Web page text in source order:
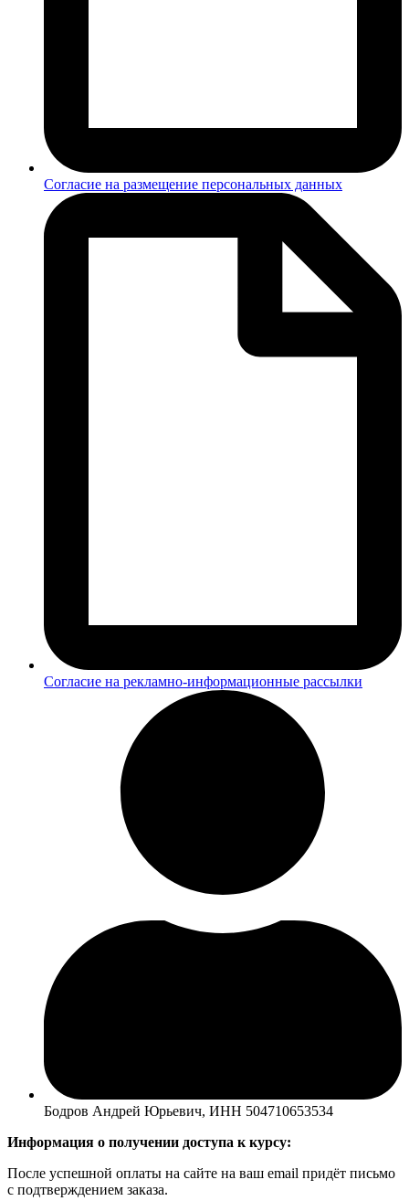
Согласие на размещение персональных данных
Согласие на рекламно-информационные рассылки
Бодров Андрей Юрьевич, ИНН 504710653534
Информация о получении доступа к курсу:
После успешной оплаты на сайте на ваш email придёт письмо
с подтверждением заказа.